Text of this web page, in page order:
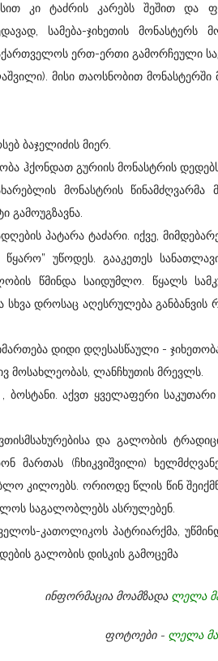
კი ტაძრის კარებს შეშით და
სამება-ჯიხეთის მონასტერს
ერთ-ერთი გამორჩეული
მისი თაოსნობით მონასტერში
ბაჯელიძის მიერ.
ჰქონდათ გურიის მონასტრის
მონასტრის წინამძღვარმა
გამოუგზავნა.
პატარა ტაძარი. იქვე,
უწოდეს. გააკეთეს სანათლავი
წმინდა საიდუმლო. წყალს
სხვა დროსაც აღესრულება განბანვის
დიდი დღესასწაული -
მოსახლეობას, ლანჩხუთის მრევლს.
, ბოსტანი. აქვთ ყველაფერი
და გალობის
მართას (ჩხიკვიშვილი)
კილოებს. ორიოდე წლის წინ
საგალობლებს ასრულებენ.
კათოლიკოს პატრიარქმა,
გალობის დისკის გამოცემა
ინფორმაცია მოამზადა ლელა
ფოტოები - ლელა